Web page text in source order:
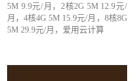
5M 9.9元/月，2核2G 5M 12.9元/
月，4核4G 5M 15.9元/月，8核8G
5M 29.9元/月，爱用云计算